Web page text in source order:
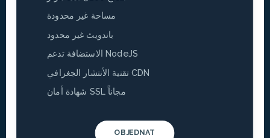
مساحة غير محدودة
باندويث غير محدود
الاستضافة تدعم NodeJS
تقنية الأنتشار الجغرافي CDN
شهادة أمان SSL مجاناً
OBJEDNAT